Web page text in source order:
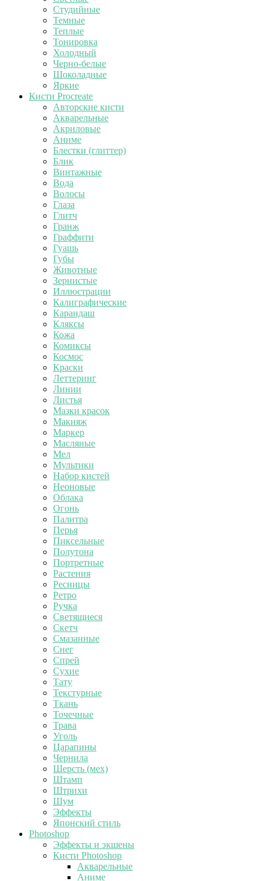
Студийные
Темные
Теплые
Тонировка
Холодный
Черно-белые
Шоколадные
Яркие
Кисти Procreate
Авторские кисти
Акварельные
Акриловые
Аниме
Блестки (глиттер)
Блик
Винтажные
Вода
Волосы
Глаза
Глитч
Гранж
Граффити
Гуашь
Губы
Животные
Зернистые
Иллюстрации
Калиграфические
Карандаш
Кляксы
Кожа
Комиксы
Космос
Краски
Леттеринг
Линии
Листья
Мазки красок
Макияж
Маркер
Масляные
Мел
Мультики
Набор кистей
Неоновые
Облака
Огонь
Палитра
Перья
Пиксельные
Полутона
Портретные
Растения
Ресницы
Ретро
Ручка
Светящиеся
Скетч
Смазанные
Снег
Спрей
Сухие
Тату
Текстурные
Ткань
Точечные
Трава
Уголь
Царапины
Чернила
Шерсть (мех)
Штамп
Штрихи
Шум
Эффекты
Японский стиль
Photoshop
Эффекты и экшены
Кисти Photoshop
Акварельные
Аниме